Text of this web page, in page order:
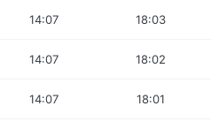
14:07 18:03
14:07 18:02
14:07 18:01